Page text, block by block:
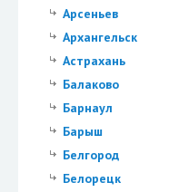
Арсеньев
Архангельск
Астрахань
Балаково
Барнаул
Барыш
Белгород
Белорецк